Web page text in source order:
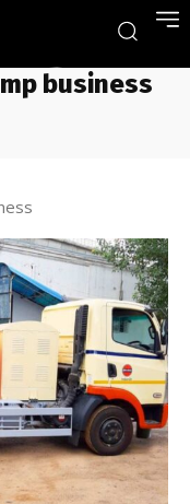
business